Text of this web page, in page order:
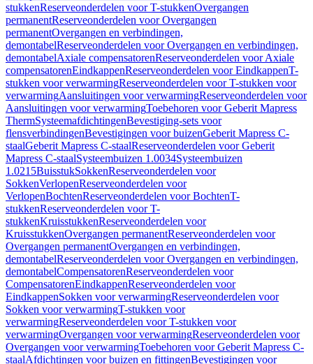
stukkenReserveonderdelen voor T-stukkenOvergangen
permanentReserveonderdelen voor Overgangen
permanentOvergangen en verbindingen,
demontabelReserveonderdelen voor Overgangen en verbindingen,
demontabelAxiale compensatorenReserveonderdelen voor Axiale
compensatorenEindkappenReserveonderdelen voor EindkappenT-
stukken voor verwarmingReserveonderdelen voor T-stukken voor
verwarmingAansluitingen voor verwarmingReserveonderdelen voor
Aansluitingen voor verwarmingToebehoren voor Geberit Mapress
ThermSysteemafdichtingenBevestiging-sets voor
flensverbindingenBevestigingen voor buizenGeberit Mapress C-
staalGeberit Mapress C-staalReserveonderdelen voor Geberit
Mapress C-staalSysteembuizen 1.0034Systeembuizen
1.0215BuisstukSokkenReserveonderdelen voor
SokkenVerlopenReserveonderdelen voor
VerlopenBochtenReserveonderdelen voor BochtenT-
stukkenReserveonderdelen voor T-
stukkenKruisstukkenReserveonderdelen voor
KruisstukkenOvergangen permanentReserveonderdelen voor
Overgangen permanentOvergangen en verbindingen,
demontabelReserveonderdelen voor Overgangen en verbindingen,
demontabelCompensatorenReserveonderdelen voor
CompensatorenEindkappenReserveonderdelen voor
EindkappenSokken voor verwarmingReserveonderdelen voor
Sokken voor verwarmingT-stukken voor
verwarmingReserveonderdelen voor T-stukken voor
verwarmingOvergangen voor verwarmingReserveonderdelen voor
Overgangen voor verwarmingToebehoren voor Geberit Mapress C-
staalAfdichtingen voor buizen en fittingenBevestigingen voor